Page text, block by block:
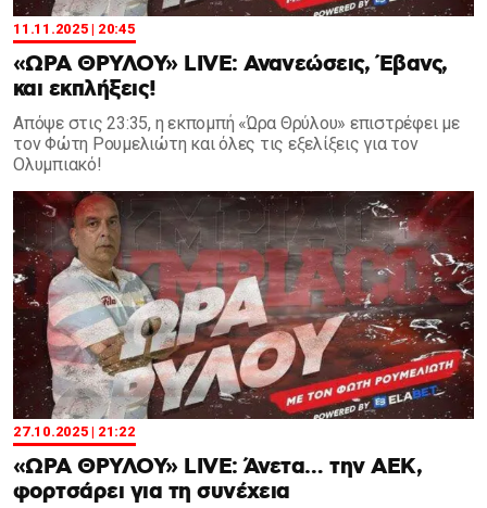
11.11.2025 | 20:45
«ΩΡΑ ΘΡΥΛΟΥ» LIVE: Ανανεώσεις, Έβανς,
και εκπλήξεις!
Aπόψε στις 23:35, η εκπομπή «Ώρα Θρύλου» επιστρέφει με
τον Φώτη Ρουμελιώτη και όλες τις εξελίξεις για τον
Ολυμπιακό!
27.10.2025 | 21:22
«ΩΡΑ ΘΡΥΛΟΥ» LIVE: Άνετα… την ΑΕΚ,
φορτσάρει για τη συνέχεια